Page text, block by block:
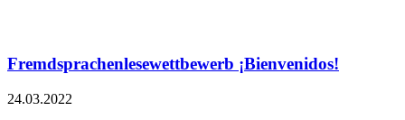
Fremdsprachenlesewettbewerb ¡Bienvenidos!
24.03.2022